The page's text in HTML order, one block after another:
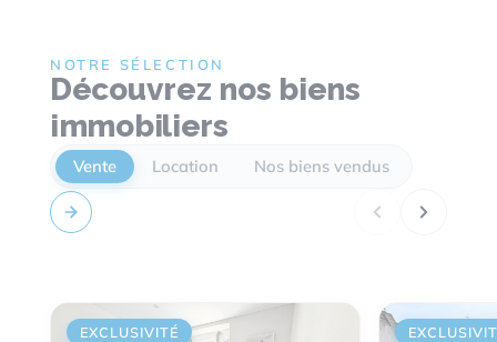
NOTRE SÉLECTION
Découvrez nos biens
immobiliers
Vente Location Nos biens vendus
EXCLUSIVITÉ